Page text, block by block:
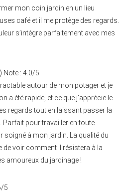
mon coin jardin en un lieu
café et il me protège des regards.
s’intègre parfaitement avec mes
) Note : 4.0/5
autour de mon potager et je
a été rapide, et ce que j’apprécie le
regards tout en laissant passer la
Parfait pour travailler en toute
soigné à mon jardin. La qualité du
de voir comment il résistera à la
amoureux du jardinage !
/5